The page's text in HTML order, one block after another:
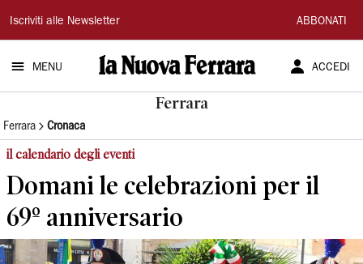
La
Nuova
Ferrara
Iscriviti alle Newsletter ABBONATI
MENU ACCEDI
Ferrara
Ferrara Cronaca
il calendario degli eventi
Domani le celebrazioni per il
69º anniversario